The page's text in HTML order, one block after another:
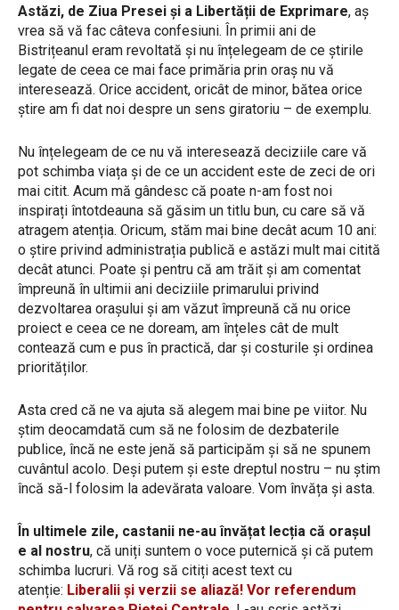
Astăzi, de Ziua Presei și a Libertății de Exprimare, aș
vrea să vă fac câteva confesiuni. În primii ani de
Bistrițeanul eram revoltată și nu înțelegeam de ce știrile
legate de ceea ce mai face primăria prin oraș nu vă
interesează. Orice accident, oricât de minor, bătea orice
știre am fi dat noi despre un sens giratoriu – de exemplu.
Nu înțelegeam de ce nu vă interesează deciziile care vă
pot schimba viața și de ce un accident este de zeci de ori
mai citit. Acum mă gândesc că poate n-am fost noi
inspirați întotdeauna să găsim un titlu bun, cu care să vă
atragem atenția. Oricum, stăm mai bine decât acum 10 ani:
o știre privind administrația publică e astăzi mult mai citită
decât atunci. Poate și pentru că am trăit și am comentat
împreună în ultimii ani deciziile primarului privind
dezvoltarea orașului și am văzut împreună că nu orice
proiect e ceea ce ne doream, am înțeles cât de mult
contează cum e pus în practică, dar și costurile și ordinea
priorităților.
Asta cred că ne va ajuta să alegem mai bine pe viitor. Nu
știm deocamdată cum să ne folosim de dezbaterile
publice, încă ne este jenă să participăm și să ne spunem
cuvântul acolo. Deși putem și este dreptul nostru – nu știm
încă să-l folosim la adevărata valoare. Vom învăța și asta.
În ultimele zile, castanii ne-au învățat lecția că orașul
e al nostru, că uniți suntem o voce puternică și că putem
schimba lucruri. Vă rog să citiți acest text cu
atenție: Liberalii și verzii se aliază! Vor referendum